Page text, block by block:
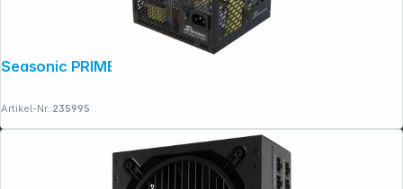
Seasonic PRIME Fanless PX-500
Artikel-Nr.:235995